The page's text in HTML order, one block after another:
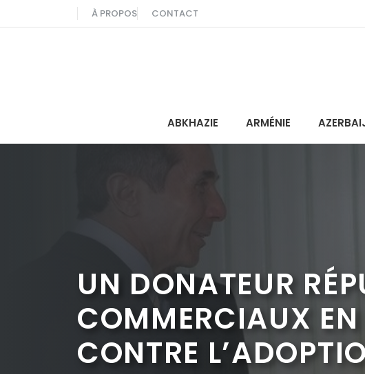
au
À PROPOS CONTACT
ABKHAZIE ARMÉNIE
UN DONATEUR
COMMERCIAUX EN
CONTRE